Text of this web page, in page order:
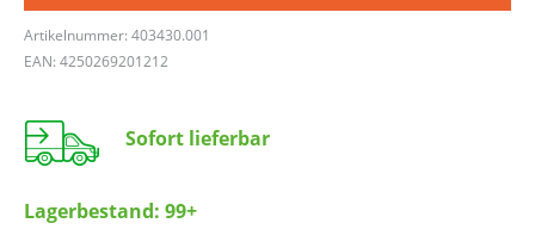
Artikelnummer: 403430.001
EAN: 4250269201212
Sofort lieferbar
Lagerbestand: 99+